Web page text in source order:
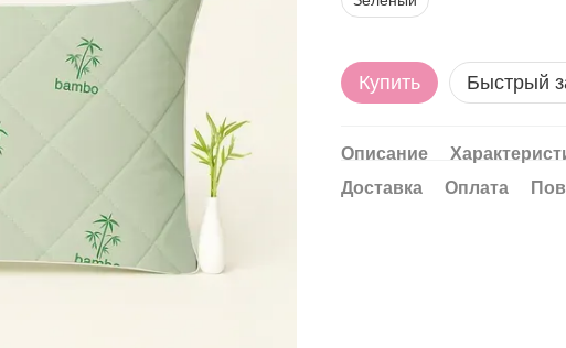
Купить Быстрый
Описание
Доставка
Оплата